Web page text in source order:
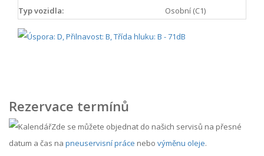
Typ vozidla:
Osobní (C1)
Rezervace termínů
Zde se můžete objednat do našich servisů na přesné
datum a čas na pneuservisní práce nebo výměnu oleje.